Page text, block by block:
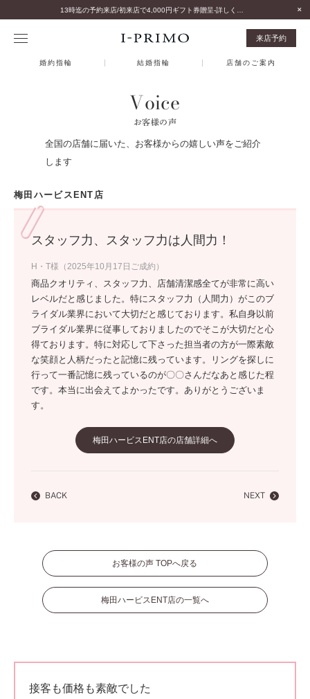
来店予約
婚約指輪 結婚指輪 店舗のご案内
Voice
お客様の声
全国の店舗に届いた、お客様からの嬉しい声をご紹介
します
梅田ハービスENT店
スタッフ力、スタッフ力は人間力！
H・T様（2025年10月17日ご成約）
商品クオリティ、スタッフ力、店舗清潔感全てが非常に高い
レベルだと感じました。特にスタッフ力（人間力）がこのブ
ライダル業界において大切だと感じております。私自身以前
ブライダル業界に従事しておりましたのでそこが大切だと心
得ております。特に対応して下さった担当者の方が一際素敵
な笑顔と人柄だったと記憶に残っています。リングを探しに
行って一番記憶に残っているのが〇〇さんだなあと感じた程
です。本当に出会えてよかったです。ありがとうございま
す。
梅田ハービスENT店の店舗詳細へ
BACK NEXT
お客様の声 TOPへ戻る
梅田ハービスENT店の一覧へ
接客も価格も素敵でした